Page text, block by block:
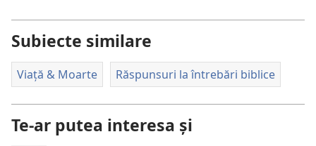
Subiecte similare
Viață & Moarte Răspunsuri la întrebări biblice
Te-ar putea interesa și